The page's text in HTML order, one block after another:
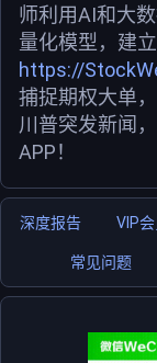
师利用AI和大
量化模型，建
https://
捕捉期权大单
川普突发新闻
APP！
深度报告 VIP会
常见问题